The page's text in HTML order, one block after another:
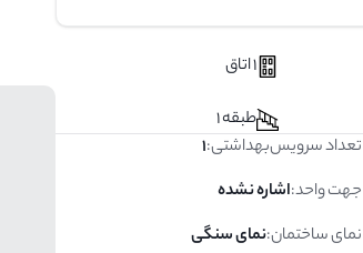
1 اتاق
طبقه 1
تعداد سرویس‌بهداشتی:
1
جهت واحد:اشاره نشده
نمای ساختمان:نمای سنگی